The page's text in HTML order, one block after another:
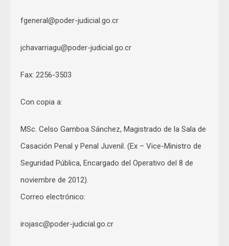
fgeneral@poder-judicial.go.cr
jchavarriagu@poder-judicial.go.cr
Fax: 2256-3503
Con copia a:
MSc. Celso Gamboa Sánchez, Magistrado de la Sala de
Casación Penal y Penal Juvenil. (Ex – Vice-Ministro de
Seguridad Pública, Encargado del Operativo del 8 de
noviembre de 2012).
Correo electrónico:
irojasc@poder-judicial.go.cr